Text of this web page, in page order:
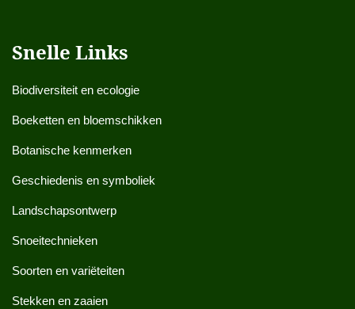
Snelle Links
Biodiversiteit en ecologie
Boeketten en bloemschikken
Botanische kenmerken
Geschiedenis en symboliek
Landschapsontwerp
Snoeitechnieken
Soorten en variëteiten
Stekken en zaaien